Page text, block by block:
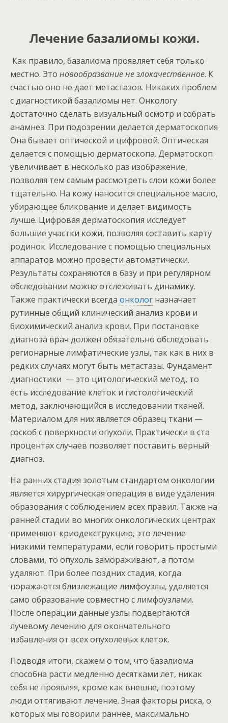
Лечение базалиомы кожи.
Как правило, базалиома проявляет себя только
местно. Это новообразвание не злокачественное. К
счастью оно не дает метастазов. Никаких проблем
с диагностикой базалиомы нет. Онкологу
достаточно сделать визуальный осмотр и собрать
анамнез. При подозрении делается дерматоскопия
Она бывает оптической и цифровой. Оптическая
делается с помощью дерматоскопа. Дерматоскоп
увеличивает в несколько раз изображение,
позволяя тем самым рассмотреть слои кожи более
тщательно. На кожу наносится специальное масло,
убирающее бликование и делает видимость
лучше. Цифровая дерматоскопия исследует
большие участки кожи, позволяя составить карту
родинок. Исследование с помощью специальных
аппаратов можно провести автоматически.
Результаты сохраняются в базу и при регулярном
обследовании можно отслеживать динамику.
Также практически всегда онколог назначает
рутинные общий клинический анализ крови и
биохимический анализ крови. При постановке
диагноза врач должен обязательно обследовать
регионарные лимфатические узлы, так как в них в
редких случаях могут быть метастазы. Фундамент
диагностики — это цитологический метод, то
есть исследование клеток и гистологический
метод, заключающийся в исследовании тканей.
Материалом для них является образец ткани —
соскоб с поверхности опухоли. Практически в ста
процентах случаев позволяет поставить верный
диагноз.
На ранних стадия золотым стандартом онкологии
является хирургическая операция в виде удаления
образования с соблюдением всех правил. Также на
ранней стадии во многих онкологических центрах
применяют криодекструкцию, это лечение
низкими температурами, если говорить простыми
словами, то опухоль замораживают, а потом
удаляют. При более поздних стадия, когда
поражаются близлежащие лимфоузлы, удаляется
само образование совместно с лимфоузлами.
После операции данные узлы подвергаются
лучевому лечению для окончательного
избавления от всех опухолевых клеток.
Подводя итоги, скажем о том, что базалиома
способна расти медленно десятками лет, никак
себя не проявляя, кроме как внешне, поэтому
люди оттягивают лечение. Зная факторы риска, о
которых мы говорили раннее, максимально